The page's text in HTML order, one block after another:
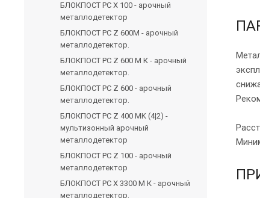
БЛОКПОСТ PC Х 100 - арочный
металлодетектор
БЛОКПОСТ PC Z 600M - арочный
металлодетектор.
БЛОКПОСТ PC Z 600 M К - арочный
металлодетектор.
БЛОКПОСТ PC Z 600 - арочный
металлодетектор.
БЛОКПОСТ PC Z 400 MK (4|2) -
мультизонный арочный
металлодетектор
БЛОКПОСТ PC Z 100 - арочный
металлодетектор
БЛОКПОСТ PC X 3300 M К - арочный
металлодетектор.